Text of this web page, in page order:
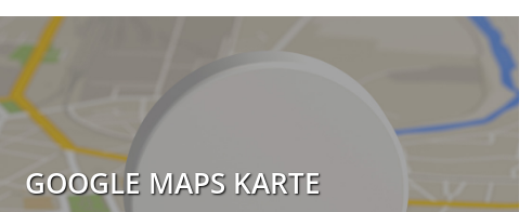
GOOGLE MAPS KARTE